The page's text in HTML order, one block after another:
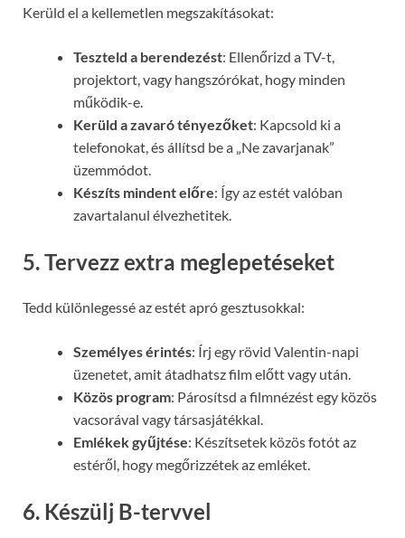
Kerüld el a kellemetlen megszakításokat:
Teszteld a berendezést: Ellenőrizd a TV-t,
projektort, vagy hangszórókat, hogy minden
működik-e.
Kerüld a zavaró tényezőket: Kapcsold ki a
telefonokat, és állítsd be a „Ne zavarjanak”
üzemmódot.
Készíts mindent előre: Így az estét valóban
zavartalanul élvezhetitek.
5. Tervezz extra meglepetéseket
Tedd különlegessé az estét apró gesztusokkal:
Személyes érintés: Írj egy rövid Valentin-napi
üzenetet, amit átadhatsz film előtt vagy után.
Közös program: Párosítsd a filmnézést egy közös
vacsorával vagy társasjátékkal.
Emlékek gyűjtése: Készítsetek közös fotót az
estéről, hogy megőrizzétek az emléket.
6. Készülj B-tervvel